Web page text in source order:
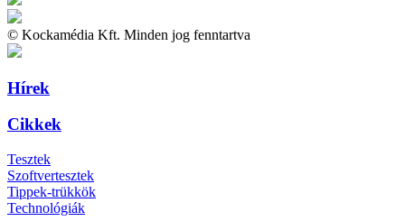
© Kockamédia Kft. Minden jog fenntartva
Hírek
Cikkek
Tesztek
Szoftvertesztek
Tippek-trükkök
Technológiák